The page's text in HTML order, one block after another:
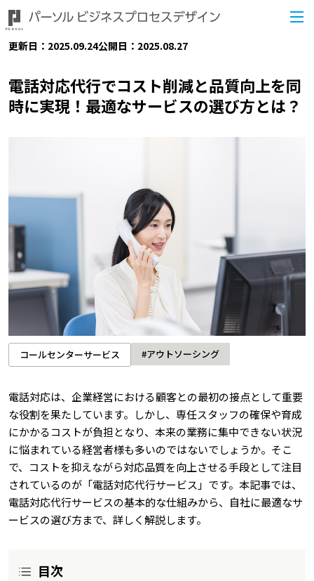
更新日：2025.09.24公開日：2025.08.27
電話対応代行でコスト削減と品質向上を同
時に実現！最適なサービスの選び方とは？
コールセンターサービス #アウトソーシング
電話対応は、企業経営における顧客との最初の接点として重要
な役割を果たしています。しかし、専任スタッフの確保や育成
にかかるコストが負担となり、本来の業務に集中できない状況
に悩まれている経営者様も多いのではないでしょうか。そこ
で、コストを抑えながら対応品質を向上させる手段として注目
されているのが「電話対応代行サービス」です。本記事では、
電話対応代行サービスの基本的な仕組みから、自社に最適なサ
ービスの選び方まで、詳しく解説します。
目次